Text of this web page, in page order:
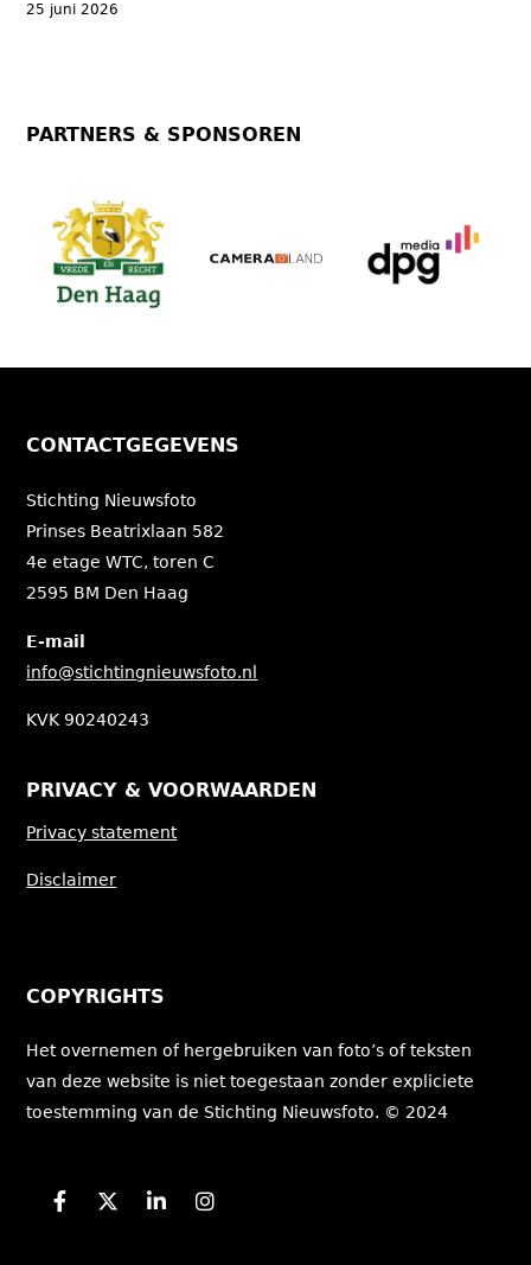
25 juni 2026
PARTNERS & SPONSOREN
CONTACTGEGEVENS
Stichting Nieuwsfoto
Prinses Beatrixlaan 582
4e etage WTC, toren C
2595 BM Den Haag
E-mail
info@stichtingnieuwsfoto.nl
KVK 90240243
PRIVACY & VOORWAARDEN
Privacy statement
Disclaimer
COPYRIGHTS
Het overnemen of hergebruiken van foto’s of teksten
van deze website is niet toegestaan zonder expliciete
toestemming van de Stichting Nieuwsfoto. © 2024